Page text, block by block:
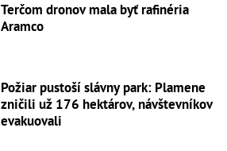
Terčom dronov mala byť rafinéria
Aramco
Požiar pustoší slávny park: Plamene
zničili už 176 hektárov, návštevníkov
evakuovali